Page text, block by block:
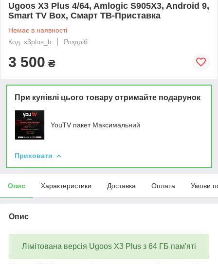
Ugoos X3 Plus 4/64, Amlogic S905X3, Android 9,
Smart TV Box, Смарт ТВ-Приставка
Немає в наявності
Код: x3plus_b
Роздріб
3 500 ₴
При купівлі цього товару отримайте подарунок
YouTV пакет Максимальний
Приховати
Опис Характеристики Доставка Оплата Умови
Опис
Лімітована версія Ugoos X3 Plus з 64 ГБ пам'яті